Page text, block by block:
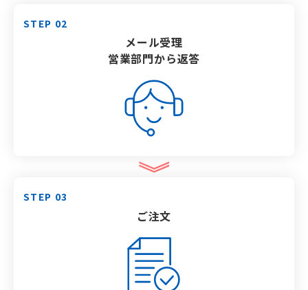
STEP 02
メール受理
営業部門から返答
STEP 03
ご注文